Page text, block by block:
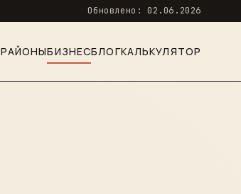
Обновлено: 02.06.2026
РАЙОНЫБИЗНЕСБЛОГКАЛЬКУЛЯТОР